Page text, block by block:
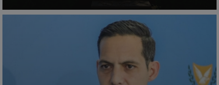
VISITOR_PRIVACY_METADATA
YouTube
.youtube.com